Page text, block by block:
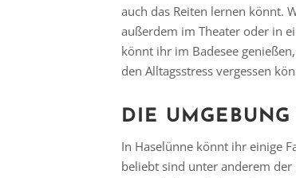
auch das Reiten lernen könnt.
außerdem im Theater oder in
könnt ihr im Badesee
den Alltagsstress vergessen
DIE
In Haselünne könnt ihr einige
beliebt sind unter anderem der